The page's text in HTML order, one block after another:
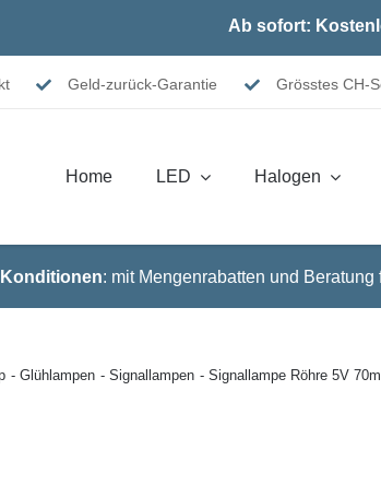
Ab sofort:
Geld-zurück-Garantie Grösstes CH-
Home LED Halogen
: mit Mengenrabatten und Beratung
Glühlampen Signallampen Signallampe Röhre 5V